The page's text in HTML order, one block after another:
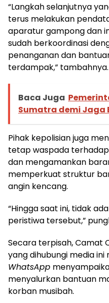
“Langkah selanjutnya
terus melakukan
aparatur gampong dan
sudah berkoordinasi
penanganan dan
terdampak,” tambahnya.
Baca Juga
Sumatra demi Jaga
Pihak kepolisian juga
tetap waspada
dan mengamankan
memperkuat struktur
angin kencang.
“Hingga saat ini, tidak
peristiwa tersebut,”
Secara terpisah, Camat
yang dihubungi media ini
WhatsApp
menyalurkan bantuan
korban musibah.